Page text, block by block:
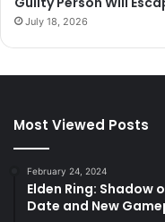
July 18, 2026
Most Viewed Posts
February 24, 2024
Elden Ring: Shadow
Date and New